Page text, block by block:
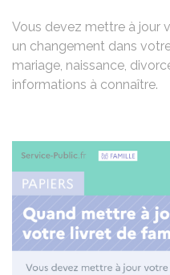
Vous devez mettre à jour
un changement dans
mariage, naissance,
informations à connaître.